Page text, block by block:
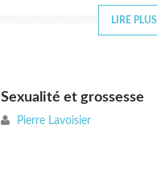
LIRE PLUS
Sexualité et grossesse
Pierre Lavoisier